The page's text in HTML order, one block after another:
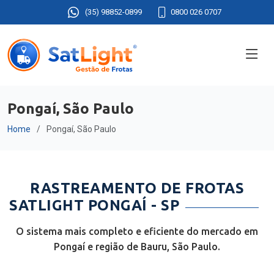
(35) 98852-0899 0800 026 0707
Pongaí, São Paulo
Home Pongaí, São Paulo
RASTREAMENTO DE FROTAS
SATLIGHT PONGAÍ - SP
O sistema mais completo e eficiente do mercado em
Pongaí e região de Bauru, São Paulo.